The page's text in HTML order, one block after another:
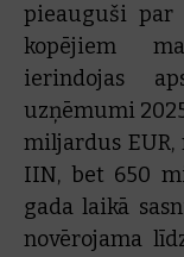
pieauguši par
kopējiem
ierindojas
uzņēmumi
miljardus
IIN, bet 650
gada laikā
novērojama